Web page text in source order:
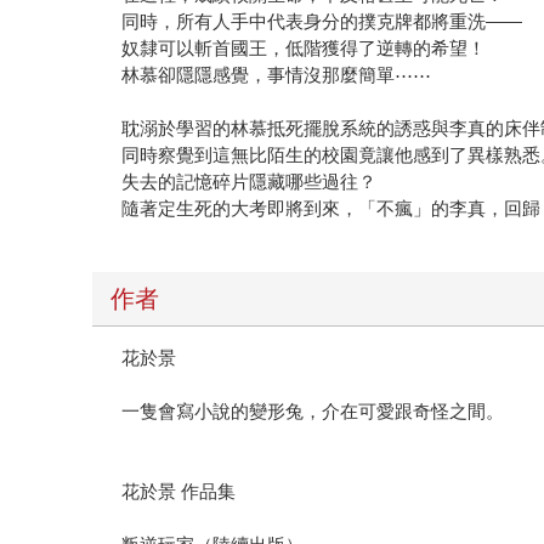
同時，所有人手中代表身分的撲克牌都將重洗——
奴隸可以斬首國王，低階獲得了逆轉的希望！
林慕卻隱隱感覺，事情沒那麼簡單⋯⋯
耽溺於學習的林慕抵死擺脫系統的誘惑與李真的床伴
同時察覺到這無比陌生的校園竟讓他感到了異樣熟悉
失去的記憶碎片隱藏哪些過往？
隨著定生死的大考即將到來，「不瘋」的李真，回歸
作者
花於景
一隻會寫小說的變形兔，介在可愛跟奇怪之間。
花於景 作品集